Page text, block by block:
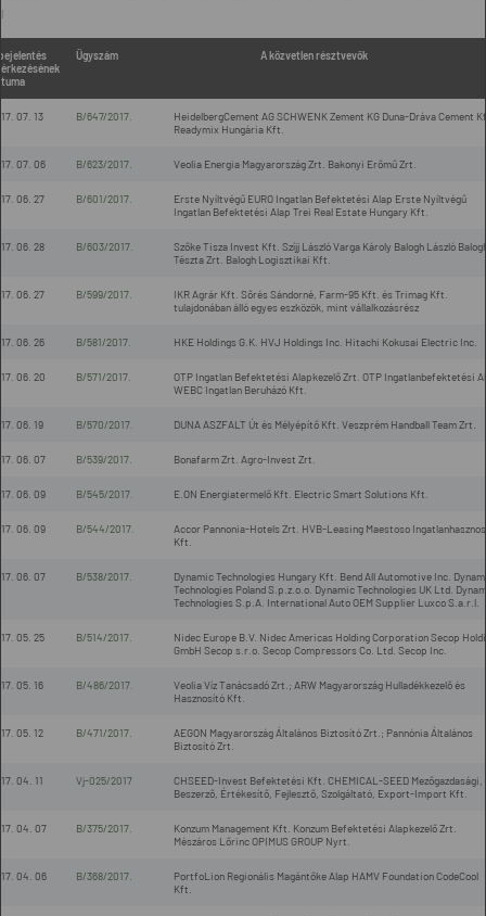
Ügyszám A közvetlen résztvevők
07. 13 B/647/2017.
HeidelbergCement AG SCHWENK Zement KG Duna-Dráva Cement
Readymix Hungária Kft.
07. 06 B/623/2017. Veolia Energia Magyarország Zrt. Bakonyi Erőmű Zrt.
06. 27 B/601/2017.
Erste Nyíltvégű EURO Ingatlan Befektetési Alap Erste Nyíltvégű
Ingatlan Befektetési Alap Trei Real Estate Hungary Kft.
06. 28 B/603/2017.
Szőke Tisza Invest Kft. Szíjj László Varga Károly Balogh László
Tészta Zrt. Balogh Logisztikai Kft.
06. 27 B/599/2017.
IKR Agrár Kft. Sőrés Sándorné, Farm-95 Kft. és Trimag Kft.
tulajdonában álló egyes eszközök, mint vállalkozásrész
06. 26 B/581/2017. HKE Holdings G.K. HVJ Holdings Inc. Hitachi Kokusai Electric Inc.
06. 20 B/571/2017.
OTP Ingatlan Befektetési Alapkezelő Zrt. OTP Ingatlanbefektetési
WEBC Ingatlan Beruházó Kft.
06. 19 B/570/2017. DUNA ASZFALT Út és Mélyépítő Kft. Veszprém Handball Team Zrt.
06. 07 B/539/2017. Bonafarm Zrt. Agro-Invest Zrt.
06. 09 B/545/2017. E.ON Energiatermelő Kft. Electric Smart Solutions Kft.
06. 09 B/544/2017.
Accor Pannonia-Hotels Zrt. HVB-Leasing Maestoso
Kft.
06. 07 B/538/2017.
Dynamic Technologies Hungary Kft. Bend All Automotive Inc.
Technologies Poland S.p.z.o.o. Dynamic Technologies UK Ltd.
Technologies S.p.A. International Auto OEM Supplier Luxco S.a.r.l.
05. 25 B/514/2017.
Nidec Europe B.V. Nidec Americas Holding Corporation Secop
GmbH Secop s.r.o. Secop Compressors Co. Ltd. Secop Inc.
05. 16 B/486/2017.
Veolia Víz Tanácsadó Zrt.; ARW Magyarország Hulladékkezelő és
Hasznosító Kft.
05. 12 B/471/2017.
AEGON Magyarország Általános Biztosító Zrt.; Pannónia Általános
Biztosító Zrt.
04. 11 Vj-025/2017
CHSEED-Invest Befektetési Kft. CHEMICAL-SEED Mezőgazdasági,
Beszerző, Értékesítő, Fejlesztő, Szolgáltató, Export-Import Kft.
04. 07 B/375/2017.
Konzum Management Kft. Konzum Befektetési Alapkezelő Zrt.
Mészáros Lőrinc OPIMUS GROUP Nyrt.
04. 06 B/368/2017.
PortfoLion Regionális Magántőke Alap HAMV Foundation CodeCool
Kft.